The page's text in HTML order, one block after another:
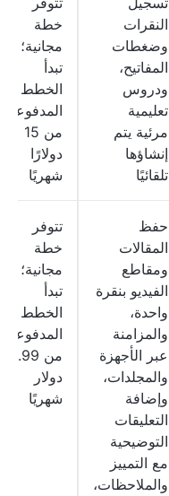
النقرات
وضغطات
المفاتيح،
ودروس
تعليمية
مرئية يتم
إنشاؤها
تلقائيًا
خطة
مجانية؛
تبدأ
الخطط
المدفوعة
من 15
دولارًا
شهريًا
حفظ
المقالات
ومقاطع
الفيديو بنقرة
واحدة،
والمزامنة
عبر الأجهزة
والمجلدات،
وإضافة
التعليقات
التوضيحية
مع التمييز
والملاحظات،
تتوفر
خطة
مجانية؛
تبدأ
الخطط
المدفوعة
من 5.99
دولار
شهريًا